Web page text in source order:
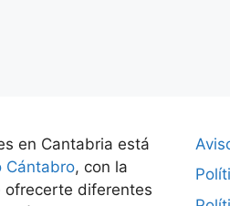
en Cantabria está
Cántabro, con la
ofrecerte diferentes